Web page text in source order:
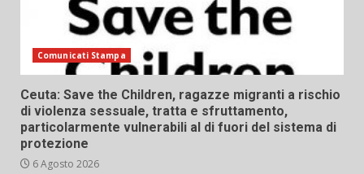
Comunicati Stampa
Ceuta: Save the Children, ragazze migranti a rischio
di violenza sessuale, tratta e sfruttamento,
particolarmente vulnerabili al di fuori del sistema di
protezione
6 Agosto 2026